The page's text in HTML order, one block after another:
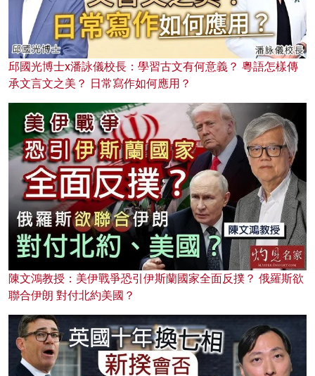
邱國光博士x潘詠儀校長：學習古文有何意義？ 粵語怎樣傳
承文言文之美？ 日常寫作如何應用？
陳文鴻教授：美伊戰爭恐引伊斯蘭國家全面反撲？ 俄羅斯欲
聯合伊朗 對付北約美國？